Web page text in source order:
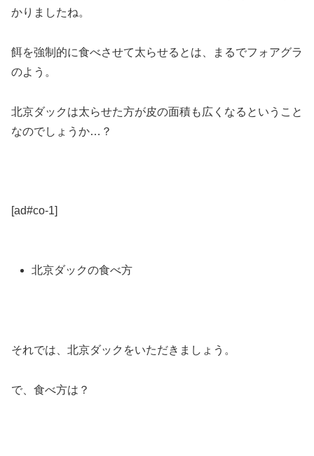
かりましたね。
餌を強制的に食べさせて太らせるとは、まるでフォアグラ
のよう。
北京ダックは太らせた方が皮の面積も広くなるということ
なのでしょうか…？
[ad#co-1]
北京ダックの食べ方
それでは、北京ダックをいただきましょう。
で、食べ方は？